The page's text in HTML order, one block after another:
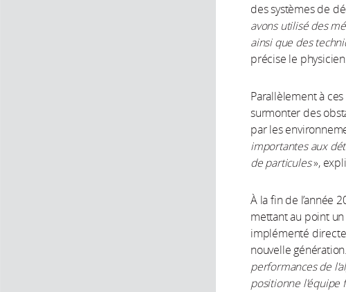
des systèmes de
avons utilisé des
ainsi que des
précise le
Parallèlement à
surmonter des
par les
importantes aux
de particules»,
À la fin de l’année
mettant au point
implémenté
nouvelle
performances de
positionne l'équipe